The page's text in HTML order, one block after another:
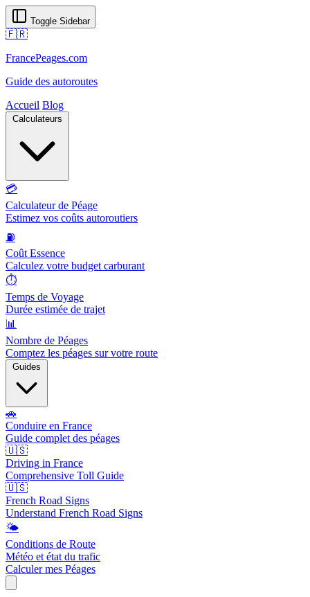
Toggle Sidebar
🇫🇷
FrancePeages.com
Guide des autoroutes
Accueil Blog
Calculateurs
💳
Calculateur de Péage
Estimez vos coûts autoroutiers
⛽
Coût Essence
Calculez votre budget carburant
⏱️
Temps de Voyage
Durée estimée de trajet
📊
Nombre de Péages
Comptez les péages sur votre route
Guides
🚗
Conduire en France
Guide complet des péages
🇺🇸
Driving in France
Comprehensive Toll Guide
🇺🇸
French Road Signs
Understand French Road Signs
🌤️
Conditions de Route
Météo et état du trafic
Calculer mes Péages